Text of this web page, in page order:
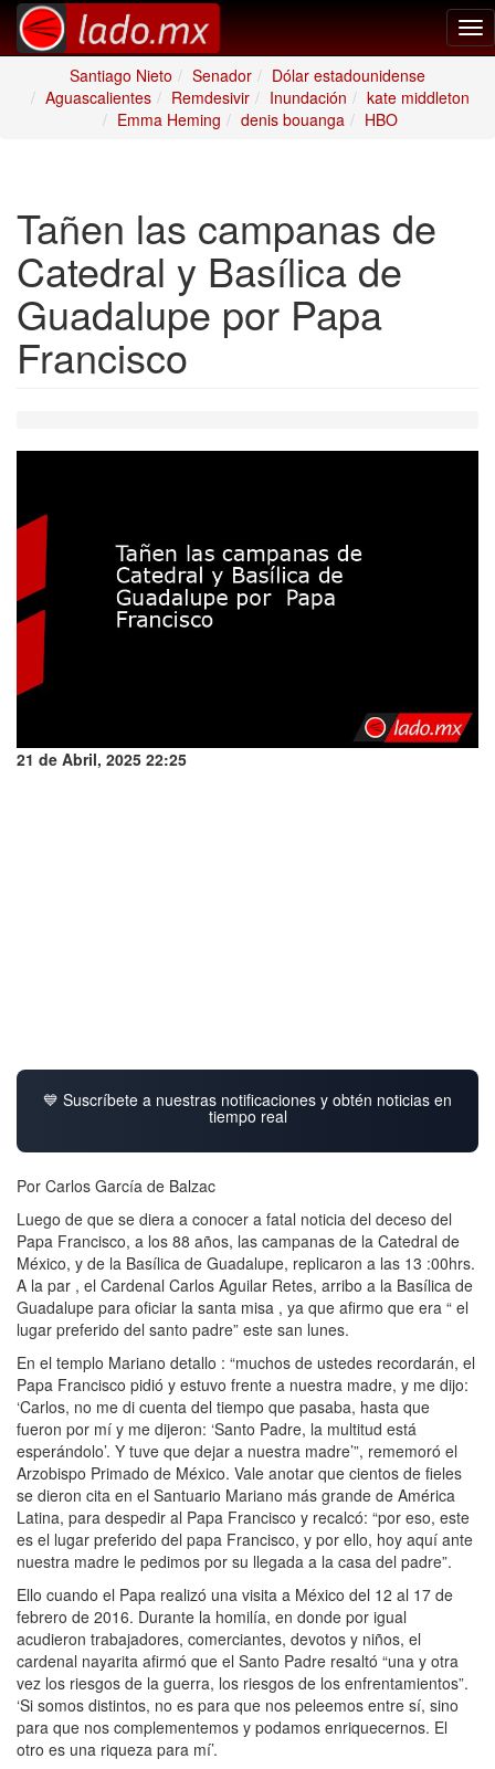
Santiago Nieto
Senador
Dólar estadounidense
Aguascalientes
Remdesivir Inundación
kate middleton
Emma Heming
denis bouanga HBO
Tañen las campanas de
Catedral y Basílica de
Guadalupe por Papa
Francisco
21 de Abril, 2025 22:25
💙 Suscríbete a nuestras notificaciones y obtén noticias en
tiempo real
Por Carlos García de Balzac
Luego de que se diera a conocer a fatal noticia del deceso del
Papa Francisco, a los 88 años, las campanas de la Catedral de
México, y de la Basílica de Guadalupe, replicaron a las 13 :00hrs.
A la par , el Cardenal Carlos Aguilar Retes, arribo a la Basílica de
Guadalupe para oficiar la santa misa , ya que afirmo que era “ el
lugar preferido del santo padre” este san lunes.
En el templo Mariano detallo : “muchos de ustedes recordarán, el
Papa Francisco pidió y estuvo frente a nuestra madre, y me dijo:
‘Carlos, no me di cuenta del tiempo que pasaba, hasta que
fueron por mí y me dijeron: ‘Santo Padre, la multitud está
esperándolo’. Y tuve que dejar a nuestra madre’”, rememoró el
Arzobispo Primado de México. Vale anotar que cientos de fieles
se dieron cita en el Santuario Mariano más grande de América
Latina, para despedir al Papa Francisco y recalcó: “por eso, este
es el lugar preferido del papa Francisco, y por ello, hoy aquí ante
nuestra madre le pedimos por su llegada a la casa del padre”.
Ello cuando el Papa realizó una visita a México del 12 al 17 de
febrero de 2016. Durante la homilía, en donde por igual
acudieron trabajadores, comerciantes, devotos y niños, el
cardenal nayarita afirmó que el Santo Padre resaltó “una y otra
vez los riesgos de la guerra, los riesgos de los enfrentamientos”.
‘Si somos distintos, no es para que nos peleemos entre sí, sino
para que nos complementemos y podamos enriquecernos. El
otro es una riqueza para mí’.